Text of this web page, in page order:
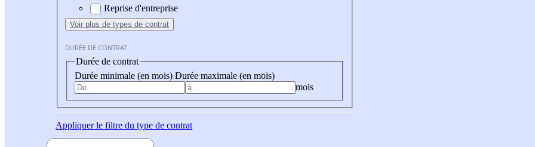
Reprise d'entreprise
Voir plus de types de contrat
DURÉE DE CONTRAT
Durée de contrat
Durée minimale (en mois) Durée maximale (en mois)
mois
Appliquerle filtre du type de contrat